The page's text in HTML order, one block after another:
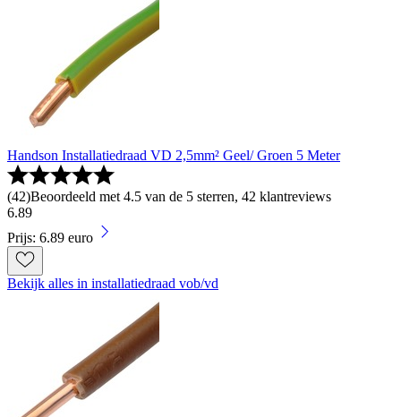
Handson Installatiedraad VD 2,5mm² Geel/ Groen 5 Meter
(42)Beoordeeld met 4.5 van de 5 sterren, 42 klantreviews
6.89
Prijs: 6.89 euro
Bekijk alles in installatiedraad vob/vd